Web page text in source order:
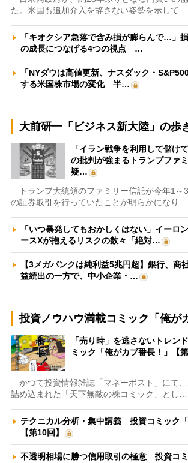
た。米国も追加介入を辞さない姿勢を示して…
「キオクシア急落で含み損が膨らんで…」
の成長につなげる4つの視点 …
「NYダウは高値更新、ナスダック・
する米国株市場の変化 半…
大前研一「ビジネス新大陸」の歩
「イラン戦争を利用して儲け
の批判が強まるトランプファ
疑…
トランプ大統領のファミリー信託が今年1～
の証券取引を行っていたことが明らかになり…
「いつ暴発してもおかしくはない」イーロ
ースXが抱えるリスクの数々「絶対…
【3メガバンクは純利益5兆円超】銀行、商
益続出の一方で、中小企業・…
投資ノウハウ満載コミック「俺が
「売り時」を逃さないトレ
ミック「俺がカブ番長！」【第
かつて投資情報雑誌「マネーポスト」にて
詰め込まれた「天下無敵の株コミック」とし…
テクニカル分析・集中講義 投資コミック「
【第10回】
不透明相場に勝つ信用取引の極意 投資コ